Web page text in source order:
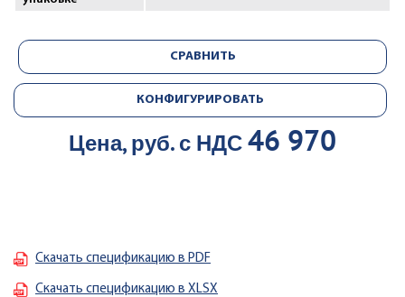
СРАВНИТЬ
КОНФИГУРИРОВАТЬ
Цена, руб. с НДС46 970
Скачать спецификацию в PDF
Скачать спецификацию в XLSX